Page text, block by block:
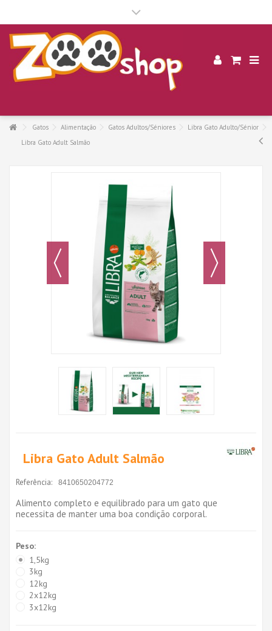
Gatos Alimentação Gatos Adultos/Séniores
Libra Gato Adulto/Sénior
Libra Gato Adult Salmão
Libra Gato Adult Salmão
Referência: 8410650204772
Alimento completo e equilibrado para um gato que
necessita de manter uma boa condição corporal.
Peso:
1,5kg
3kg
12kg
2x12kg
3x12kg